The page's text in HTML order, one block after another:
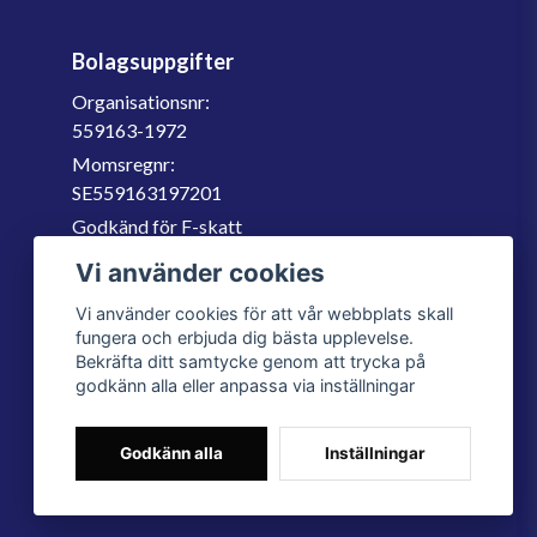
Bolagsuppgifter
Organisationsnr:
559163-1972
Momsregnr:
SE559163197201
Godkänd för F-skatt
060-566 800
Vi använder cookies
Vi använder cookies för att vår webbplats skall
fungera och erbjuda dig bästa upplevelse.
Bekräfta ditt samtycke genom att trycka på
godkänn alla eller anpassa via inställningar
Godkänn alla Inställningar